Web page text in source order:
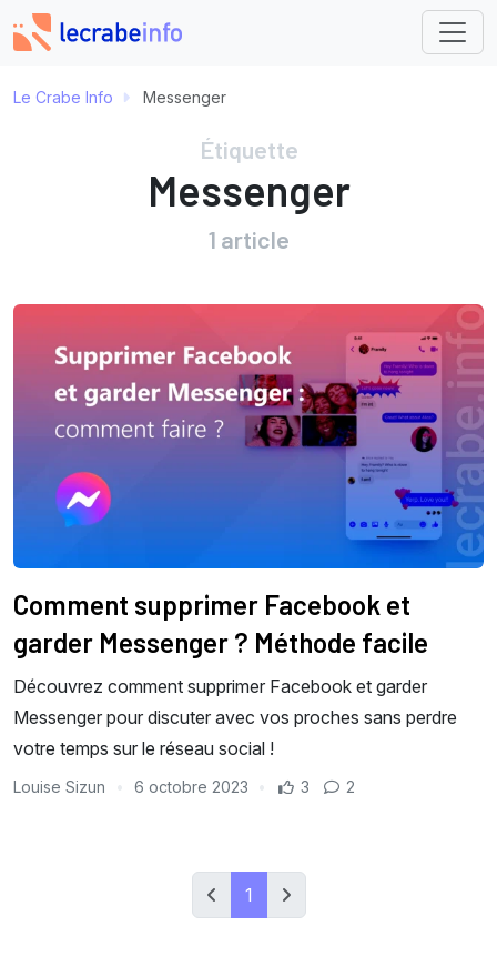
Le Crabe Info Messenger
Étiquette
Messenger
1 article
Comment supprimer Facebook et
garder Messenger ? Méthode facile
Découvrez comment supprimer Facebook et garder
Messenger pour discuter avec vos proches sans perdre
votre temps sur le réseau social !
Louise Sizun 6 octobre 2023 3 2
1